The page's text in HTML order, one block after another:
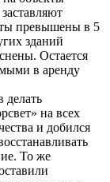
превышены в 5
зданий
Остается
в аренду
делать
на всех
и добился
То же